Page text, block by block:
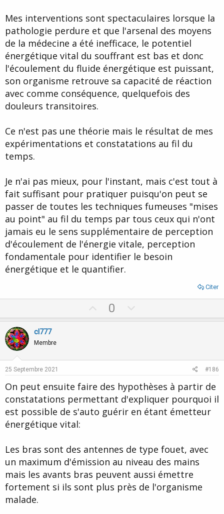
Mes interventions sont spectaculaires lorsque la
pathologie perdure et que l'arsenal des moyens
de la médecine a été inefficace, le potentiel
énergétique vital du souffrant est bas et donc
l'écoulement du fluide énergétique est puissant,
son organisme retrouve sa capacité de réaction
avec comme conséquence, quelquefois des
douleurs transitoires.
Ce n'est pas une théorie mais le résultat de mes
expérimentations et constatations au fil du
temps.
Je n'ai pas mieux, pour l'instant, mais c'est tout à
fait suffisant pour pratiquer puisqu'on peut se
passer de toutes les techniques fumeuses "mises
au point" au fil du temps par tous ceux qui n'ont
jamais eu le sens supplémentaire de perception
d'écoulement de l'énergie vitale, perception
fondamentale pour identifier le besoin
énergétique et le quantifier.
Citer
p
0
o
t
e
cl777
Membre
25 Septembre 2021 #186
On peut ensuite faire des hypothèses à partir de
constatations permettant d'expliquer pourquoi il
est possible de s'auto guérir en étant émetteur
énergétique vital:
Les bras sont des antennes de type fouet, avec
un maximum d'émission au niveau des mains
mais les avants bras peuvent aussi émettre
fortement si ils sont plus près de l'organisme
malade.